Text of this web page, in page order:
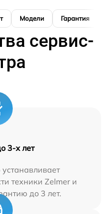
Модели Гарантия
сервис-
3-х лет
техники Zelmer и
до 3 лет.